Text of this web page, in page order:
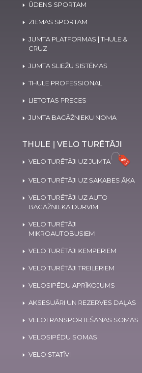
ŪDENS SPORTAM
ZIEMAS SPORTAM
JUMTA PLATFORMAS | THULE &
CRUZ
JUMTA SLIEŽU SISTĒMAS
THULE PROFESSIONAL
LIETOTAS PRECES
JUMTA BAGĀŽNIEKU NOMA
THULE | VELO TURĒTĀJI
VELO TURĒTĀJI UZ JUMTA
VELO TURĒTĀJI UZ SAKABES ĀĶA
VELO TURĒTĀJI UZ AUTO
BAGĀŽNIEKA DURVĪM
VELO TURĒTĀJI
MIKROAUTOBUSIEM
VELO TURĒTĀJI KEMPERIEM
VELO TURĒTĀJI TREILERIEM
VELOSIPĒDU APRĪKOJUMS
AKSESUĀRI UN REZERVES DAĻAS
VELOTRANSPORTĒŠANAS SOMAS
VELOSIPĒDU SOMAS
VELO STATĪVI